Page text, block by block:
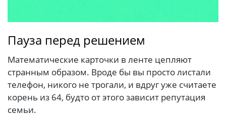
Пауза перед решением
Математические карточки в ленте цепляют
странным образом. Вроде бы вы просто листали
телефон, никого не трогали, и вдруг уже считаете
корень из 64, будто от этого зависит репутация
семьи.